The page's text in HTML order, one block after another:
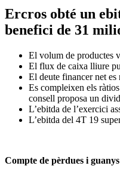
Ercros obté un
benefici de 31
El volum de productes
El flux de caixa lliure
El deute financer net
Es compleixen els
consell proposa un
L’ebitda de l’exercici
L’ebitda del 4T 19
Compte de pèrdues i